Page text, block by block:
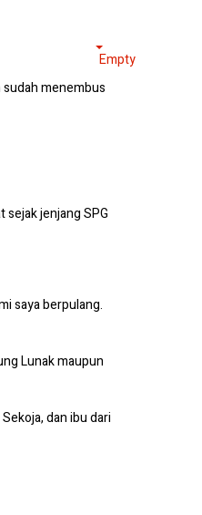
Empty
sudah menembus
sejak jenjang SPG
saya berpulang.
Lunak maupun
dan ibu dari